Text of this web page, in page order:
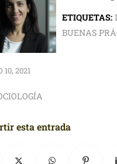
10, 2021
ETIQUETAS:
BUENAS
esta entrada